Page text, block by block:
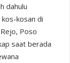
dahulu
kosan di
Poso
saat berada